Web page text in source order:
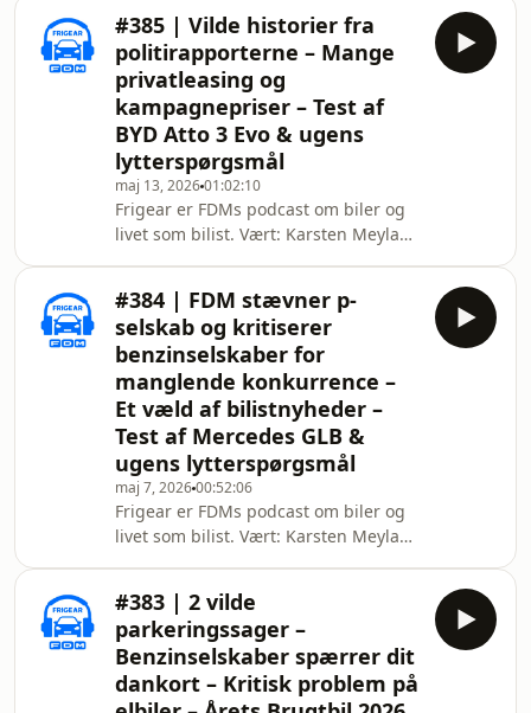
- Vil du være medlem af FDM, så kan
du finde vores aktuelle tilbud her:
https://fdm.dk/bliv-medlem --- 03:00
Nyhed: Denne uges tilbud på køb og
privatleasing. 07:45 Nyhed: Vi
gennemgår vindere og tabere i
Autoindex 2026. 16:25 Nyhed: Sko
#385 | Vilde historier fra
politirapporterne – Mange
privatleasing og
kampagnepriser – Test af
BYD Atto 3 Evo & ugens
lytterspørgsmål
maj 13, 202601:02:10
Frigear er FDMs podcast om biler og
livet som bilist. Vært: Karsten Meyland
- Vil du være medlem af FDM, så kan
du finde vores aktuelle tilbud her:
https://fdm.dk/bliv-medlem --- 00:35
Nyhed: Vi gennemgår Politiets
rapporter om . 12:25 Nyhed: Vi
gennemgår fire-fem korte bil- og
vejnyheder. 16:40 Nyhed: Garanti
#384 | FDM stævner p-
selskab og kritiserer
benzinselskaber for
manglende konkurrence –
Et væld af bilistnyheder –
Test af Mercedes GLB &
ugens lytterspørgsmål
maj 7, 202600:52:06
Frigear er FDMs podcast om biler og
livet som bilist. Vært: Karsten Meyland
- Vil du være medlem af FDM, så kan
du finde vores aktuelle tilbud her:
https://fdm.dk/bliv-medlem --- 00:35
Nyhed: FDM stævner
#383 | 2 vilde
parkeringssager –
Benzinselskaber spærrer dit
dankort – Kritisk problem på